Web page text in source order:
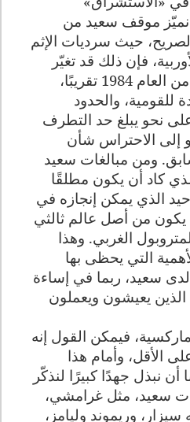
نميّز موقف سعيد من
حيث سرديات الإثم
فإن ذلك قد تغيّر
بصورة دراماتيكية بدءًا من العام 1984 تقريبًا،
للقومية، والحدود
على نحو يبلغ حد التطرف
إلى الاحتراس شأن
ومن مبالغات سعيد
كاد أن يكون مطلقًا
الذي يمكن إنجازه في
من أصل عالم ثالثي
الغربي. وهذا
التي يحظى بها
سعيد، ربما في إساءة
يعيشون ويعملون
فيمكن القول إنه
الأقل، وأمام هذا
أن نبذل جهدًا كبيرًا لنذكّر
سعيد، مثل غرامشي،
وريموند وليامز،